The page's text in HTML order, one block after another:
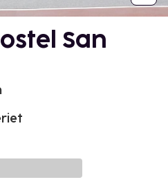
San